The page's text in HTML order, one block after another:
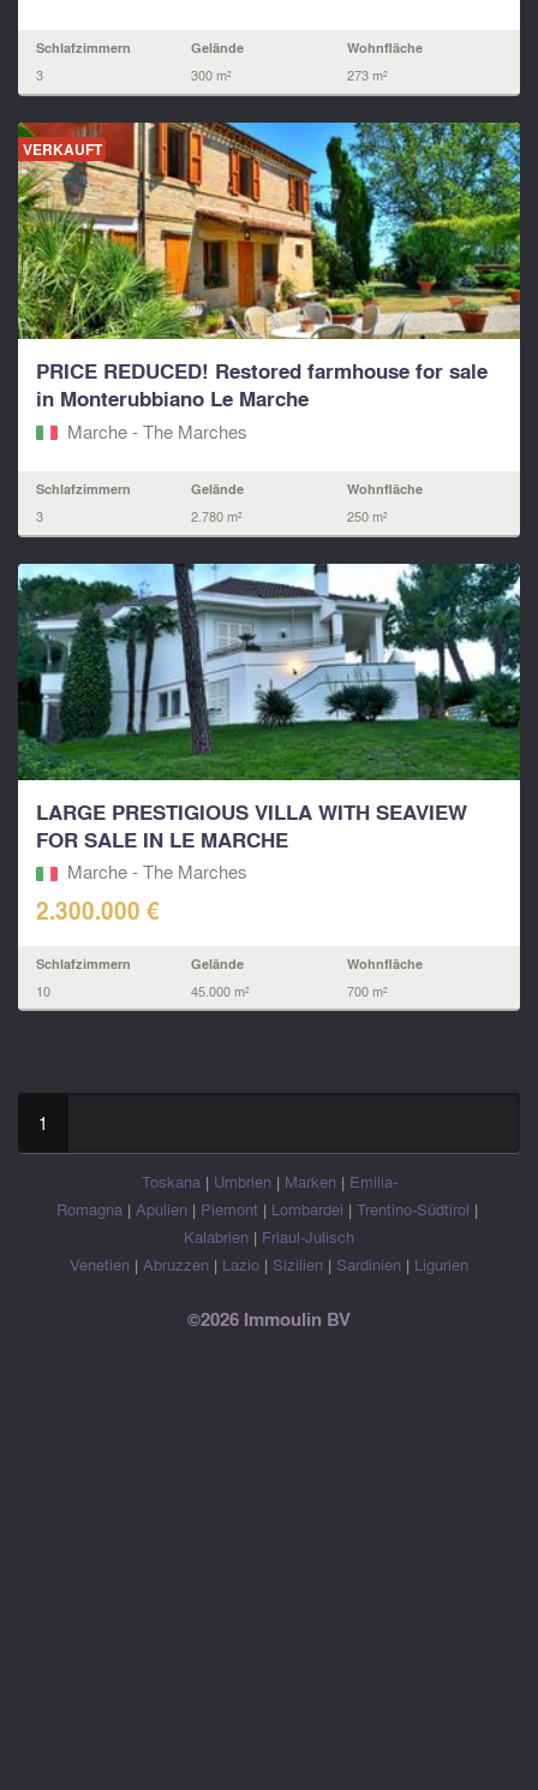
Schlafzimmern
3
Gelände
300 m²
Wohnfläche
273 m²
VERKAUFT
PRICE REDUCED! Restored farmhouse for sale
in Monterubbiano Le Marche
Marche - The Marches
Schlafzimmern
3
Gelände
2.780 m²
Wohnfläche
250 m²
LARGE PRESTIGIOUS VILLA WITH SEAVIEW
FOR SALE IN LE MARCHE
Marche - The Marches
2.300.000 €
Schlafzimmern
10
Gelände
45.000 m²
Wohnfläche
700 m²
1
Toskana| Umbrien| Marken| Emilia-
Romagna| Apulien| Piemont| Lombardei | Trentino-Südtirol |
Kalabrien | Friaul-Julisch
Venetien | Abruzzen | Lazio | Sizilien | Sardinien | Ligurien
©2026 Immoulin BV